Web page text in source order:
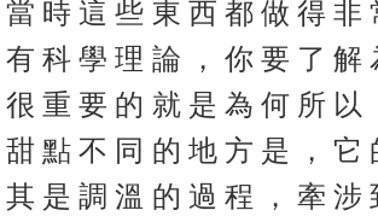
時這些東西都做得
科學理論，你要了
重要的就是為何所
點不同的地方是，
是調溫的過程，牽